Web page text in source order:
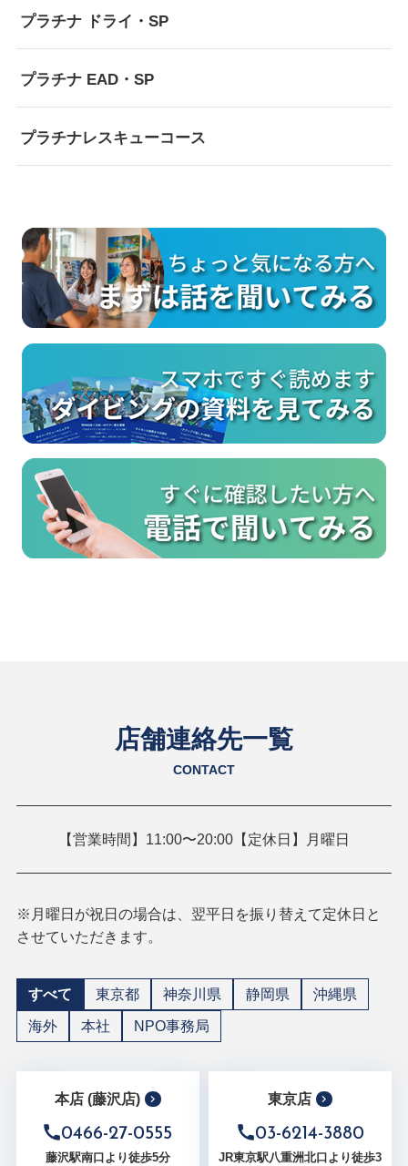
プラチナ ドライ・SP
プラチナ EAD・SP
プラチナレスキューコース
店舗連絡先一覧
CONTACT
【営業時間】11:00〜20:00【定休日】月曜日
※月曜日が祝日の場合は、翌平日を振り替えて定休日と
させていただきます。
すべて 東京都 神奈川県 静岡県
沖縄県
海外
本社 NPO事務局
本店 (藤沢店)
0466-27-0555
藤沢駅南口より徒歩5分
東京店
03-6214-3880
JR東京駅八重洲北口より徒歩3